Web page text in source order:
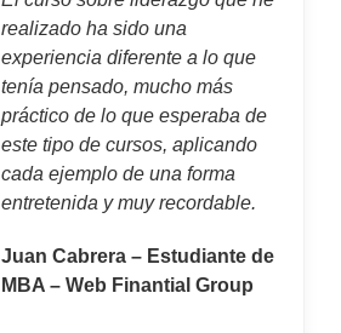
realizado ha sido una
experiencia diferente a lo que
tenía pensado, mucho más
práctico de lo que esperaba de
este tipo de cursos, aplicando
cada ejemplo de una forma
entretenida y muy recordable.
Juan Cabrera – Estudiante de
MBA – Web Finantial Group